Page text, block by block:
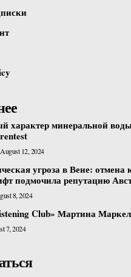
характер минеральной
August 12, 2024
угроза в Вене: отмена
подмочила репутацию
8, 2024
Club» Мартина
7, 2024